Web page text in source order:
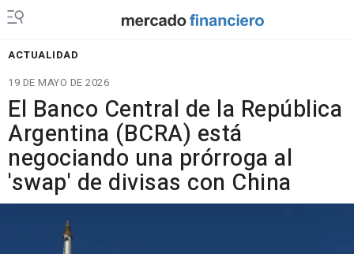
ACTUALIDAD
19 DE MAYO DE 2026
El Banco Central de la República
Argentina (BCRA) está
negociando una prórroga al
'swap' de divisas con China